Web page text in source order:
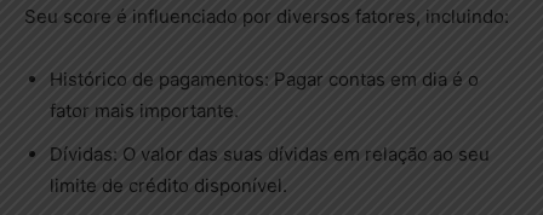
Seu score é influenciado por diversos fatores, incluindo:
Histórico de pagamentos: Pagar contas em dia é o
fator mais importante.
Dívidas: O valor das suas dívidas em relação ao seu
limite de crédito disponível.